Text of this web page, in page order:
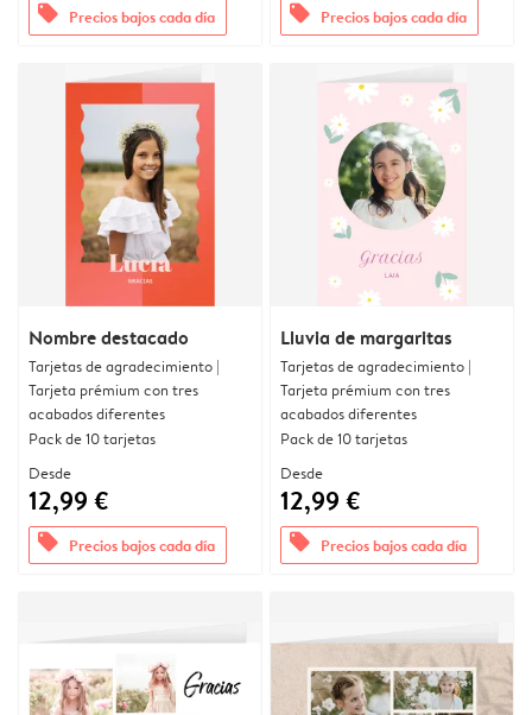
offers Precios bajos cada día offers Precios bajos cada día
Nombre destacado
Tarjetas de agradecimiento |
Tarjeta prémium con tres
acabados diferentes
Pack de 10 tarjetas
Desde
12,99 €
offers Precios bajos cada día
Lluvia de margaritas
Tarjetas de agradecimiento |
Tarjeta prémium con tres
acabados diferentes
Pack de 10 tarjetas
Desde
12,99 €
offers Precios bajos cada día